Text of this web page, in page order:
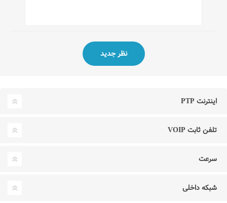
اینترنت PTP
تلفن ثابت VOIP
سرعت
شبکه داخلی